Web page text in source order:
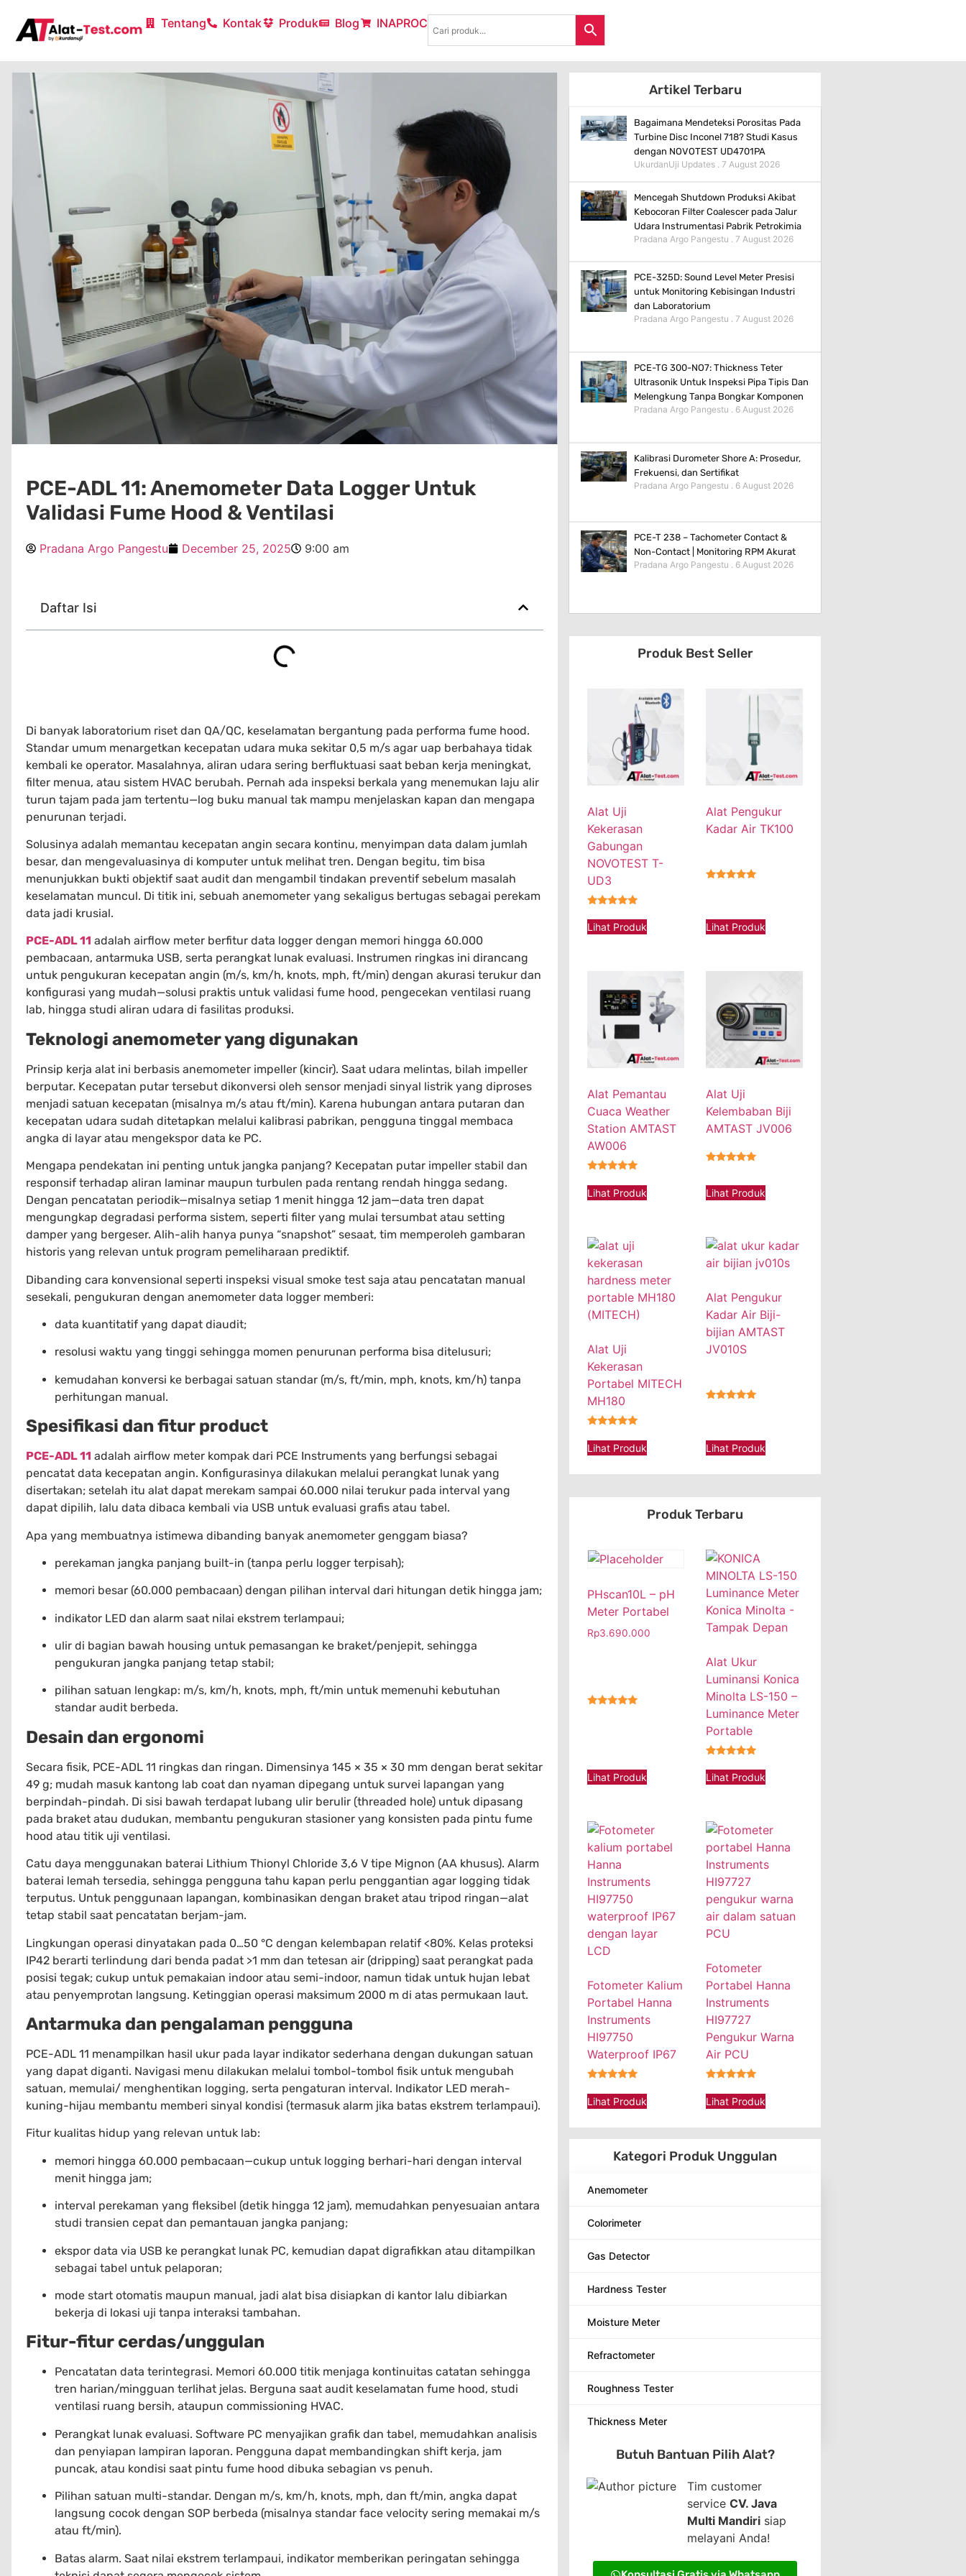
Tentang Kontak Produk Blog INAPROC
PCE-ADL 11: Anemometer Data Logger Untuk
Validasi Fume Hood & Ventilasi
Pradana Argo Pangestu December 25, 2025 9:00 am
Daftar Isi
Di banyak laboratorium riset dan QA/QC, keselamatan bergantung pada performa fume hood.
Standar umum menargetkan kecepatan udara muka sekitar 0,5 m/s agar uap berbahaya tidak
kembali ke operator. Masalahnya, aliran udara sering berfluktuasi saat beban kerja meningkat,
filter menua, atau sistem HVAC berubah. Pernah ada inspeksi berkala yang menemukan laju alir
turun tajam pada jam tertentu—log buku manual tak mampu menjelaskan kapan dan mengapa
penurunan terjadi.
Solusinya adalah memantau kecepatan angin secara kontinu, menyimpan data dalam jumlah
besar, dan mengevaluasinya di komputer untuk melihat tren. Dengan begitu, tim bisa
menunjukkan bukti objektif saat audit dan mengambil tindakan preventif sebelum masalah
keselamatan muncul. Di titik ini, sebuah anemometer yang sekaligus bertugas sebagai perekam
data jadi krusial.
PCE-ADL 11 adalah airflow meter berfitur data logger dengan memori hingga 60.000
pembacaan, antarmuka USB, serta perangkat lunak evaluasi. Instrumen ringkas ini dirancang
untuk pengukuran kecepatan angin (m/s, km/h, knots, mph, ft/min) dengan akurasi terukur dan
konfigurasi yang mudah—solusi praktis untuk validasi fume hood, pengecekan ventilasi ruang
lab, hingga studi aliran udara di fasilitas produksi.
Teknologi anemometer yang digunakan
Prinsip kerja alat ini berbasis anemometer impeller (kincir). Saat udara melintas, bilah impeller
berputar. Kecepatan putar tersebut dikonversi oleh sensor menjadi sinyal listrik yang diproses
menjadi satuan kecepatan (misalnya m/s atau ft/min). Karena hubungan antara putaran dan
kecepatan udara sudah ditetapkan melalui kalibrasi pabrikan, pengguna tinggal membaca
angka di layar atau mengekspor data ke PC.
Mengapa pendekatan ini penting untuk jangka panjang? Kecepatan putar impeller stabil dan
responsif terhadap aliran laminar maupun turbulen pada rentang rendah hingga sedang.
Dengan pencatatan periodik—misalnya setiap 1 menit hingga 12 jam—data tren dapat
mengungkap degradasi performa sistem, seperti filter yang mulai tersumbat atau setting
damper yang bergeser. Alih-alih hanya punya “snapshot” sesaat, tim memperoleh gambaran
historis yang relevan untuk program pemeliharaan prediktif.
Dibanding cara konvensional seperti inspeksi visual smoke test saja atau pencatatan manual
sesekali, pengukuran dengan anemometer data logger memberi:
data kuantitatif yang dapat diaudit;
resolusi waktu yang tinggi sehingga momen penurunan performa bisa ditelusuri;
kemudahan konversi ke berbagai satuan standar (m/s, ft/min, mph, knots, km/h) tanpa
perhitungan manual.
Spesifikasi dan fitur product
PCE-ADL 11 adalah airflow meter kompak dari PCE Instruments yang berfungsi sebagai
pencatat data kecepatan angin. Konfigurasinya dilakukan melalui perangkat lunak yang
disertakan; setelah itu alat dapat merekam sampai 60.000 nilai terukur pada interval yang
dapat dipilih, lalu data dibaca kembali via USB untuk evaluasi grafis atau tabel.
Apa yang membuatnya istimewa dibanding banyak anemometer genggam biasa?
perekaman jangka panjang built-in (tanpa perlu logger terpisah);
memori besar (60.000 pembacaan) dengan pilihan interval dari hitungan detik hingga jam;
indikator LED dan alarm saat nilai ekstrem terlampaui;
ulir di bagian bawah housing untuk pemasangan ke braket/penjepit, sehingga
pengukuran jangka panjang tetap stabil;
pilihan satuan lengkap: m/s, km/h, knots, mph, ft/min untuk memenuhi kebutuhan
standar audit berbeda.
Desain dan ergonomi
Secara fisik, PCE-ADL 11 ringkas dan ringan. Dimensinya 145 × 35 × 30 mm dengan berat sekitar
49 g; mudah masuk kantong lab coat dan nyaman dipegang untuk survei lapangan yang
berpindah-pindah. Di sisi bawah terdapat lubang ulir berulir (threaded hole) untuk dipasang
pada braket atau dudukan, membantu pengukuran stasioner yang konsisten pada pintu fume
hood atau titik uji ventilasi.
Catu daya menggunakan baterai Lithium Thionyl Chloride 3,6 V tipe Mignon (AA khusus). Alarm
baterai lemah tersedia, sehingga pengguna tahu kapan perlu penggantian agar logging tidak
terputus. Untuk penggunaan lapangan, kombinasikan dengan braket atau tripod ringan—alat
tetap stabil saat pencatatan berjam-jam.
Lingkungan operasi dinyatakan pada 0…50 °C dengan kelembapan relatif <80%. Kelas proteksi
IP42 berarti terlindung dari benda padat >1 mm dan tetesan air (dripping) saat perangkat pada
posisi tegak; cukup untuk pemakaian indoor atau semi-indoor, namun tidak untuk hujan lebat
atau penyemprotan langsung. Ketinggian operasi maksimum 2000 m di atas permukaan laut.
Antarmuka dan pengalaman pengguna
PCE-ADL 11 menampilkan hasil ukur pada layar indikator sederhana dengan dukungan satuan
yang dapat diganti. Navigasi menu dilakukan melalui tombol-tombol fisik untuk mengubah
satuan, memulai/ menghentikan logging, serta pengaturan interval. Indikator LED merah-
kuning-hijau membantu memberi sinyal kondisi (termasuk alarm jika batas ekstrem terlampaui).
Fitur kualitas hidup yang relevan untuk lab:
memori hingga 60.000 pembacaan—cukup untuk logging berhari-hari dengan interval
menit hingga jam;
interval perekaman yang fleksibel (detik hingga 12 jam), memudahkan penyesuaian antara
studi transien cepat dan pemantauan jangka panjang;
ekspor data via USB ke perangkat lunak PC, kemudian dapat digrafikkan atau ditampilkan
sebagai tabel untuk pelaporan;
mode start otomatis maupun manual, jadi alat bisa disiapkan di kantor lalu dibiarkan
bekerja di lokasi uji tanpa interaksi tambahan.
Fitur-fitur cerdas/unggulan
Pencatatan data terintegrasi. Memori 60.000 titik menjaga kontinuitas catatan sehingga
tren harian/mingguan terlihat jelas. Berguna saat audit keselamatan fume hood, studi
ventilasi ruang bersih, ataupun commissioning HVAC.
Perangkat lunak evaluasi. Software PC menyajikan grafik dan tabel, memudahkan analisis
dan penyiapan lampiran laporan. Pengguna dapat membandingkan shift kerja, jam
puncak, atau kondisi saat pintu fume hood dibuka sebagian vs penuh.
Pilihan satuan multi-standar. Dengan m/s, km/h, knots, mph, dan ft/min, angka dapat
langsung cocok dengan SOP berbeda (misalnya standar face velocity sering memakai m/s
atau ft/min).
Batas alarm. Saat nilai ekstrem terlampaui, indikator memberikan peringatan sehingga
Artikel Terbaru
Bagaimana Mendeteksi Porositas Pada
Turbine Disc Inconel 718? Studi Kasus
dengan NOVOTEST UD4701PA
UkurdanUji Updates 7 August 2026
Mencegah Shutdown Produksi Akibat
Kebocoran Filter Coalescer pada Jalur
Udara Instrumentasi Pabrik Petrokimia
Pradana Argo Pangestu
7 August 2026
PCE-325D: Sound Level Meter Presisi
untuk Monitoring Kebisingan Industri
dan Laboratorium
Pradana Argo Pangestu
7 August 2026
PCE-TG 300-NO7: Thickness Teter
Ultrasonik Untuk Inspeksi Pipa Tipis Dan
Melengkung Tanpa Bongkar Komponen
Pradana Argo Pangestu
6 August 2026
Kalibrasi Durometer Shore A: Prosedur,
Frekuensi, dan Sertifikat
Pradana Argo Pangestu
6 August 2026
PCE-T 238 – Tachometer Contact &
Non-Contact | Monitoring RPM Akurat
Pradana Argo Pangestu
6 August 2026
Produk Best Seller
Alat Uji
Kekerasan
Gabungan
NOVOTEST T-
UD3
Lihat Produk
Alat Pengukur
Kadar Air TK100
Lihat Produk
Alat Pemantau
Cuaca Weather
Station AMTAST
AW006
Lihat Produk
Alat Uji
Kelembaban Biji
AMTAST JV006
Lihat Produk
Alat Uji
Kekerasan
Portabel MITECH
MH180
Lihat Produk
Alat Pengukur
Kadar Air Biji-
bijian AMTAST
JV010S
Lihat Produk
Produk Terbaru
PHscan10L – pH
Meter Portabel
Rp3.690.000
Lihat Produk
Alat Ukur
Luminansi Konica
Minolta LS-150 –
Luminance Meter
Portable
Lihat Produk
Fotometer Kalium
Portabel Hanna
Instruments
HI97750
Waterproof IP67
Lihat Produk
Fotometer
Portabel Hanna
Instruments
HI97727
Pengukur Warna
Air PCU
Lihat Produk
Kategori Produk Unggulan
Anemometer
Colorimeter
Gas Detector
Hardness Tester
Moisture Meter
Refractometer
Roughness Tester
Thickness Meter
Butuh Bantuan Pilih Alat?
Tim customer
serviceCV. Java
Multi Mandiri siap
melayani Anda!